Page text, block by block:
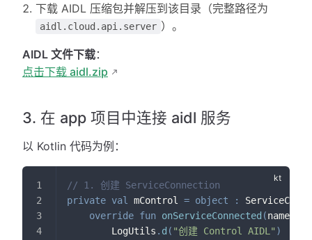
下载 AIDL 压缩包并解压到该目录（完整路径为
aidl.cloud.api.server ）。
AIDL 文件下载：
点击下载 aidl.zip
3. 在 app 项目中连接 aidl 服务
以 Kotlin 代码为例：
// 1. 创建 ServiceConnection
private val mControl = object :
override fun onServiceConnected (name
        LogUtils
. d ( "创建 Control AIDL" )